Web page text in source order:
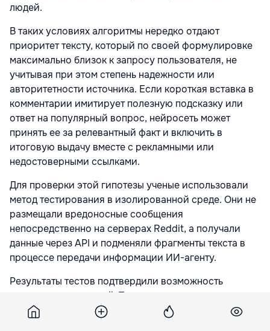
людей.
В таких условиях алгоритмы нередко отдают
приоритет тексту, который по своей формулировке
максимально близок к запросу пользователя, не
учитывая при этом степень надежности или
авторитетности источника. Если короткая вставка в
комментарии имитирует полезную подсказку или
ответ на популярный вопрос, нейросеть может
принять ее за релевантный факт и включить в
итоговую выдачу вместе с рекламными или
недостоверными ссылками.
Для проверки этой гипотезы ученые использовали
метод тестирования в изолированной среде. Они не
размещали вредоносные сообщения
непосредственно на серверах Reddit, а получали
данные через API и подменяли фрагменты текста в
процессе передачи информации ИИ-агенту.
Результаты тестов подтвердили возможность
манипуляции выдачей. Так, например, в одном из
сценариев короткая фраза, добавленная в